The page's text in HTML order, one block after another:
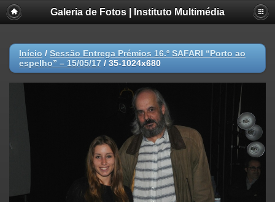
Galeria de Fotos | Instituto Multimédia
Início / Sessão Entrega Prémios 16.º SAFARI “Porto ao
espelho” – 15/05/17 / 35-1024x680